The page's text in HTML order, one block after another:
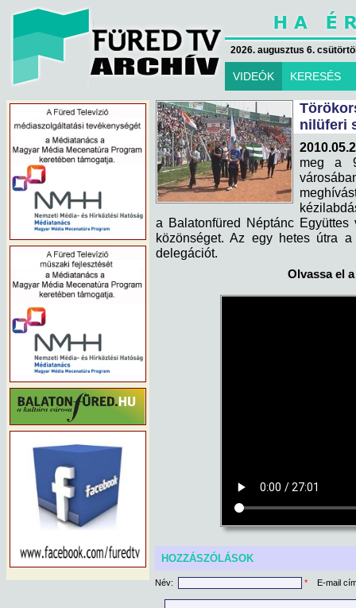
2026. augusztus 6.
VIDEÓK KERESÉS
nilüferi
meg a
a Balatonfüred Néptánc Együttes
közönséget. Az egy hetes útra
delegációt.
Olvassa el
HOZZÁSZÓLÁSOK
Név: * E-mail